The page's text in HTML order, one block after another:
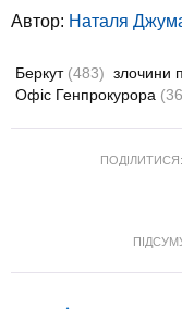
Автор: Наталя
Беркут (483) злочини
Офіс Генпрокурора
ПОДІЛИТИСЯ: